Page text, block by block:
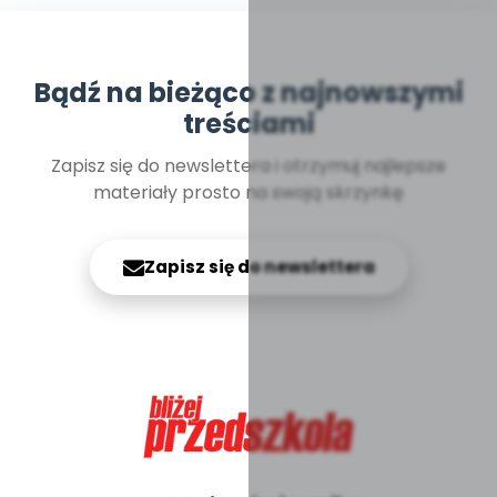
Bądź na bieżąco z najnowszymi
treściami
Zapisz się do newslettera i otrzymuj najlepsze
materiały prosto na swoją skrzynkę
Zapisz się do newslettera